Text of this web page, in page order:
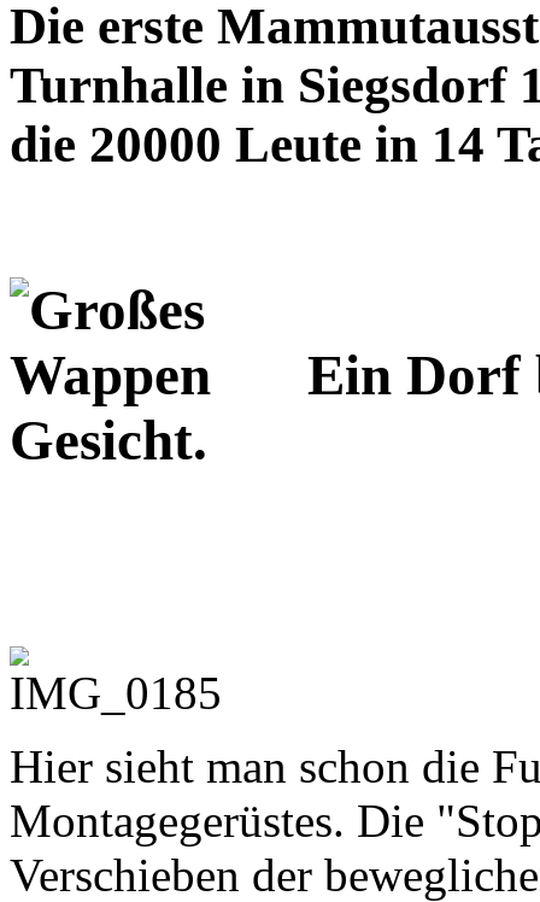
Die erste
Turnhalle in Siegsdorf
die 20000 Leute in 14
Ein Dorf
Gesicht.
Hier sieht man schon die
Montagegerüstes. Die
Verschieben der